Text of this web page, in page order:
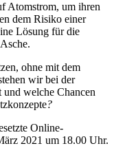
Atomstrom, um ihren
dem Risiko einer
Lösung für die
ohne mit dem
wir bei der
welche Chancen
?
Online-
2021 um 18.00 Uhr.